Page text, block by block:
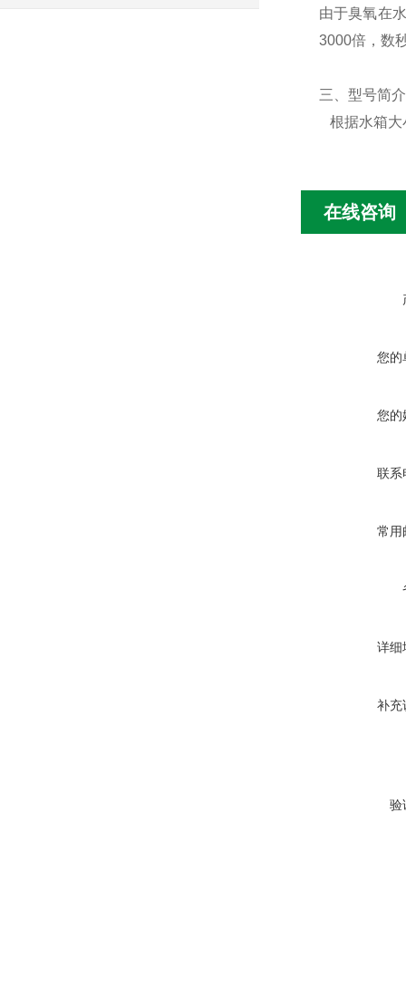
由于臭氧在
3000倍，数
三、 型号简
根据水箱
在线咨询
您的
您的
联系
常用
详细
补充
验